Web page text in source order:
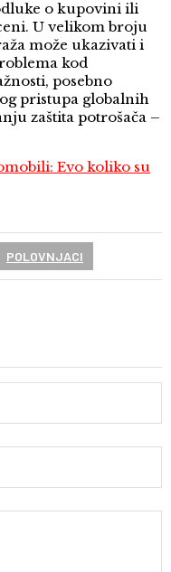
o kupovini ili
U velikom broju
može ukazivati i
kod
posebno
pristupa globalnih
zaštita potrošača –
Evo koliko su
POLOVNJACI